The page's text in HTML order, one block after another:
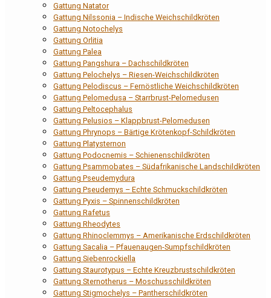
Gattung Natator
Gattung Nilssonia – Indische Weichschildkröten
Gattung Notochelys
Gattung Orlitia
Gattung Palea
Gattung Pangshura – Dachschildkröten
Gattung Pelochelys – Riesen-Weichschildkröten
Gattung Pelodiscus – Fernöstliche Weichschildkröten
Gattung Pelomedusa – Starrbrust-Pelomedusen
Gattung Peltocephalus
Gattung Pelusios – Klappbrust-Pelomedusen
Gattung Phrynops – Bärtige Krötenkopf-Schildkröten
Gattung Platysternon
Gattung Podocnemis – Schienenschildkröten
Gattung Psammobates – Südafrikanische Landschildkröten
Gattung Pseudemydura
Gattung Pseudemys – Echte Schmuckschildkröten
Gattung Pyxis – Spinnenschildkröten
Gattung Rafetus
Gattung Rheodytes
Gattung Rhinoclemmys – Amerikanische Erdschildkröten
Gattung Sacalia – Pfauenaugen-Sumpfschildkröten
Gattung Siebenrockiella
Gattung Staurotypus – Echte Kreuzbrustschildkröten
Gattung Sternotherus – Moschusschildkröten
Gattung Stigmochelys – Pantherschildkröten